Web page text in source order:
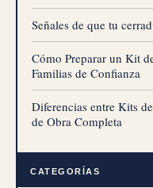
Señales de que tu
Cómo Preparar un Kit
Familias de Confianza
Diferencias entre Kits
de Obra Completa
CATEGORÍAS